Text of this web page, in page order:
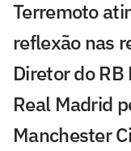
Terremoto
reflexão nas
Diretor do
Real Madrid
Manchester